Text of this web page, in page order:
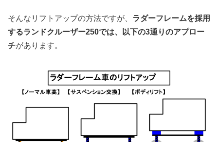
そんなリフトアップの方法ですが、 ラダーフレームを採用
するランドクルーザー250では、以下の3通りのアプロー
チがあります。